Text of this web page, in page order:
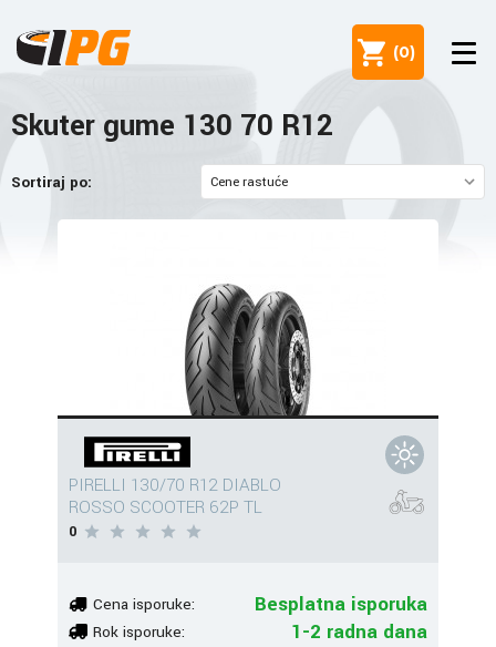
(0)
Skuter gume 130 70 R12
Sortiraj po:
PIRELLI 130/70 R12 DIABLO
ROSSO SCOOTER 62P TL
0
Cena isporuke: Besplatna isporuka
Rok isporuke: 1-2 radna dana